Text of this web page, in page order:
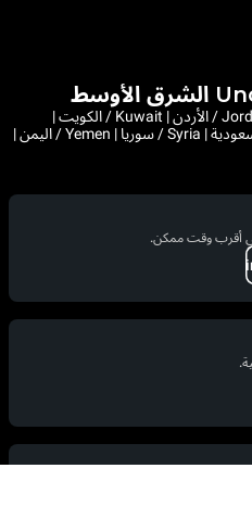
Bahrain / البحرين | Iraq / العراق | Jordan / الأردن | Kuwait / الكويت |
Lebanon / لبنان | Saudi Arabia / السعودية | Syria / سوريا | Yemen / اليمن |
في أقرب وقت ممكن.